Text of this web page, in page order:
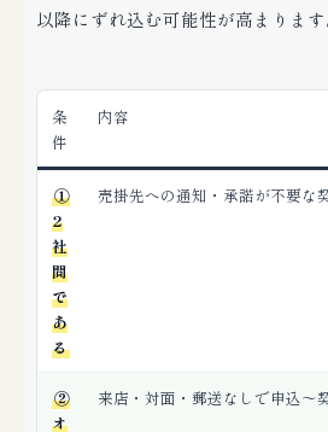
以降にずれ込む可能性が高まります
条
件
内容
①
2
社
間
で
あ
る
売掛先への通知・承諾が不要な
②
オ
来店・対面・郵送なしで申込〜